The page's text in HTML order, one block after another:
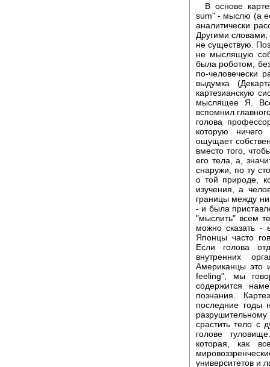
В основе
sum" - мыслю (а
аналитически
Другими
не существую.
не мыслящую
была роботом,
по-человечески
выдумка
картезианскую
мыслящее Я.
вспомнил
голова
которую ничего
ощущает
вместо того,
его тела, а,
снаружи, по ту
о той природе,
изучения, а
границы между
- и была
"мыслить" всем
можно сказать -
Японцы часто
Если голова
внутренних
Американцы это
feeling", мы
содержится
познания.
последние годы
срастить тело с
голове
которая, как
университетов и